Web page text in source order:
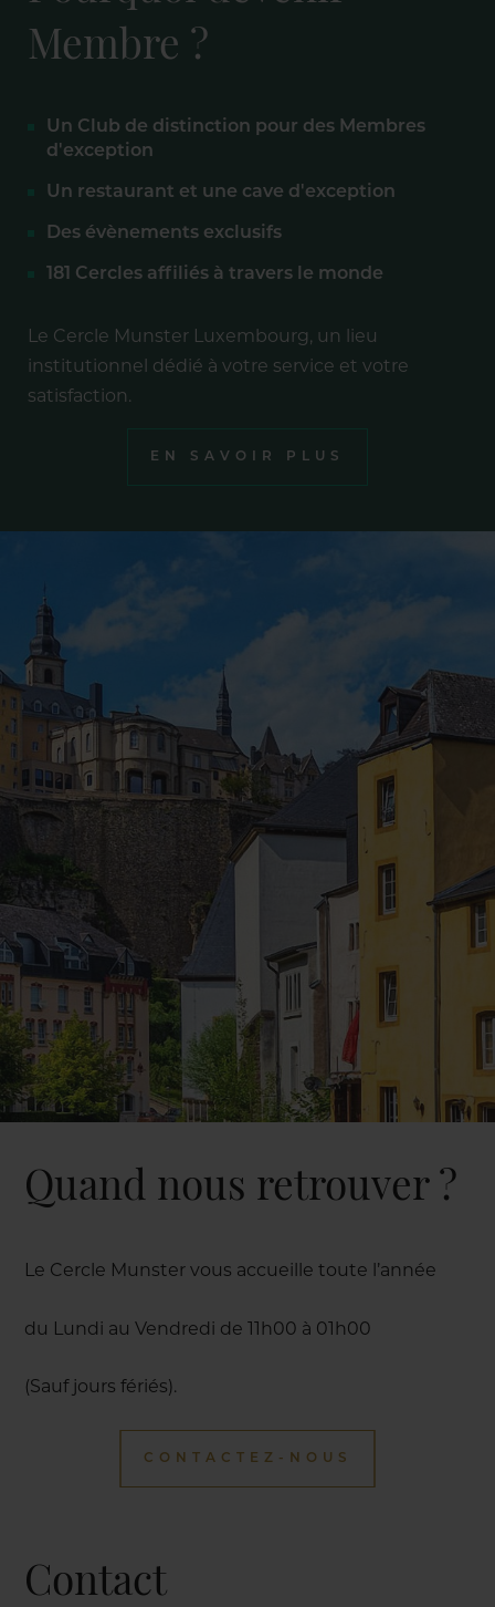
Membre ?
Un Club de distinction pour des Membres
d'exception
Un restaurant et une cave d'exception
Des évènements exclusifs
181 Cercles affiliés à travers le monde
Le Cercle Munster Luxembourg, un lieu
institutionnel dédié à votre service et votre
satisfaction.
EN SAVOIR PLUS
Quand nous retrouver ?
Le Cercle Munster vous accueille toute l’année
du Lundi au Vendredi de 11h00 à 01h00
(Sauf jours fériés).
CONTACTEZ-NOUS
Contact